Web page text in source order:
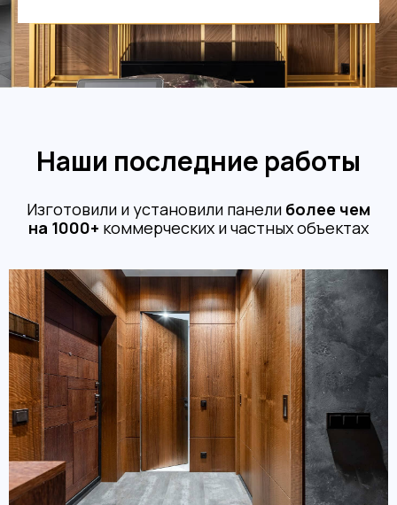
Наши последние работы
Изготовили и установили панели более чем
на 1000+ коммерческих и частных объектах